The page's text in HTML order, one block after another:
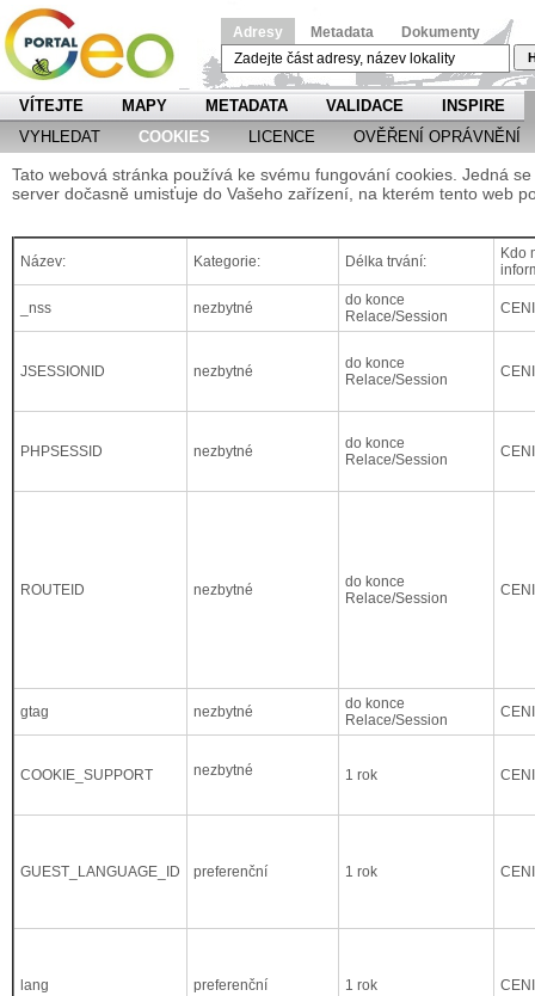
Adresy Metadata Dokumenty
VÍTEJTE MAPY METADATA VALIDACE
INSPIRE
VYHLEDAT
COOKIES LICENCE OVĚŘENÍ OPRÁVNĚNÍ
Tato webová stránka používá ke svému fungování cookies. Jedná
server dočasně umisťuje do Vašeho zařízení, na kterém tento web
Název: Kategorie: Délka trvání:
Kdo
_nss nezbytné
do konce
Relace/Session
JSESSIONID nezbytné
do konce
Relace/Session
PHPSESSID nezbytné
do konce
Relace/Session
ROUTEID nezbytné
do konce
Relace/Session
gtag nezbytné
do konce
Relace/Session
COOKIE_SUPPORT nezbytné 1 rok
GUEST_LANGUAGE_ID preferenční 1 rok
lang preferenční 1 rok